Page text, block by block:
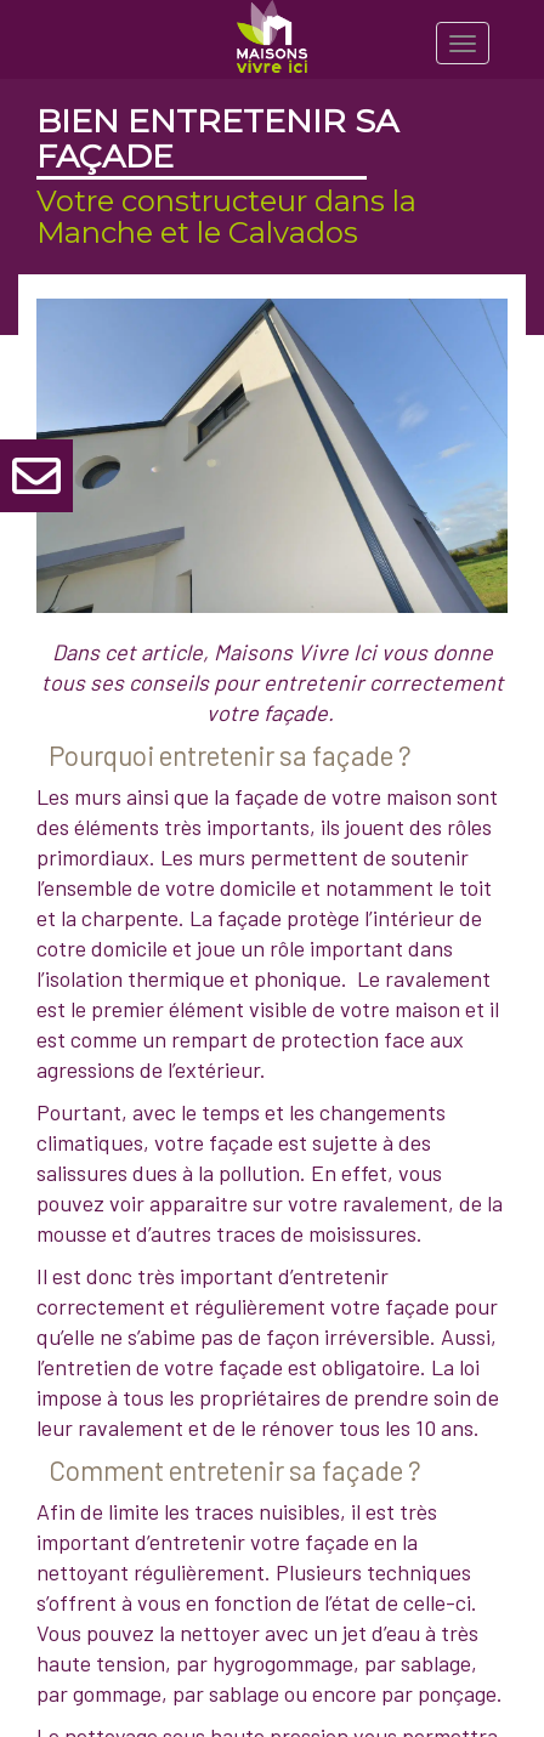
Toggle
BIEN ENTRETENIR SA
FAÇADE
Votre constructeur dans la
Manche et le Calvados
Dans cet article, Maisons Vivre Ici vous donne
tous ses conseils pour entretenir correctement
votre façade.
Pourquoi entretenir sa façade ?
Les murs ainsi que la façade de votre maison sont
des éléments très importants, ils jouent des rôles
primordiaux. Les murs permettent de soutenir
l’ensemble de votre domicile et notamment le toit
et la charpente. La façade protège l’intérieur de
cotre domicile et joue un rôle important dans
l’isolation thermique et phonique. Le ravalement
est le premier élément visible de votre maison et il
est comme un rempart de protection face aux
agressions de l’extérieur.
Pourtant, avec le temps et les changements
climatiques, votre façade est sujette à des
salissures dues à la pollution. En effet, vous
pouvez voir apparaitre sur votre ravalement, de la
mousse et d’autres traces de moisissures.
Il est donc très important d’entretenir
correctement et régulièrement votre façade pour
qu’elle ne s’abime pas de façon irréversible. Aussi,
l’entretien de votre façade est obligatoire. La loi
impose à tous les propriétaires de prendre soin de
leur ravalement et de le rénover tous les 10 ans.
Comment entretenir sa façade ?
Afin de limite les traces nuisibles, il est très
important d’entretenir votre façade en la
nettoyant régulièrement. Plusieurs techniques
s’offrent à vous en fonction de l’état de celle-ci.
Vous pouvez la nettoyer avec un jet d’eau à très
haute tension, par hygrogommage, par sablage,
par gommage, par sablage ou encore par ponçage.